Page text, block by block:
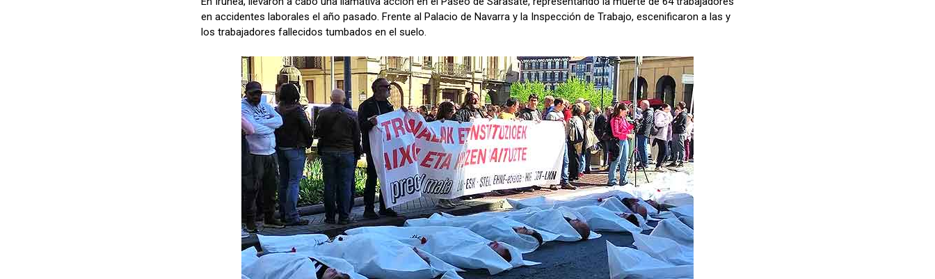
en accidentes laborales el año pasado. Frente al Palacio de Navarra y la Inspección de Trabajo, escenificaron a las y
los trabajadores fallecidos tumbados en el suelo.